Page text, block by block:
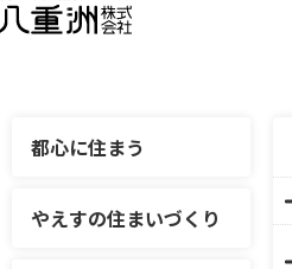
都心に住まう
やえすの住まいづくり